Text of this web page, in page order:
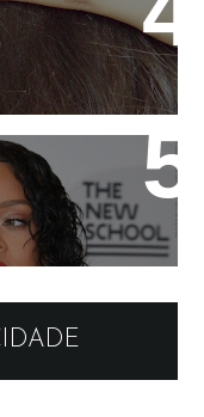
cabelo com
corte para
42
realçar